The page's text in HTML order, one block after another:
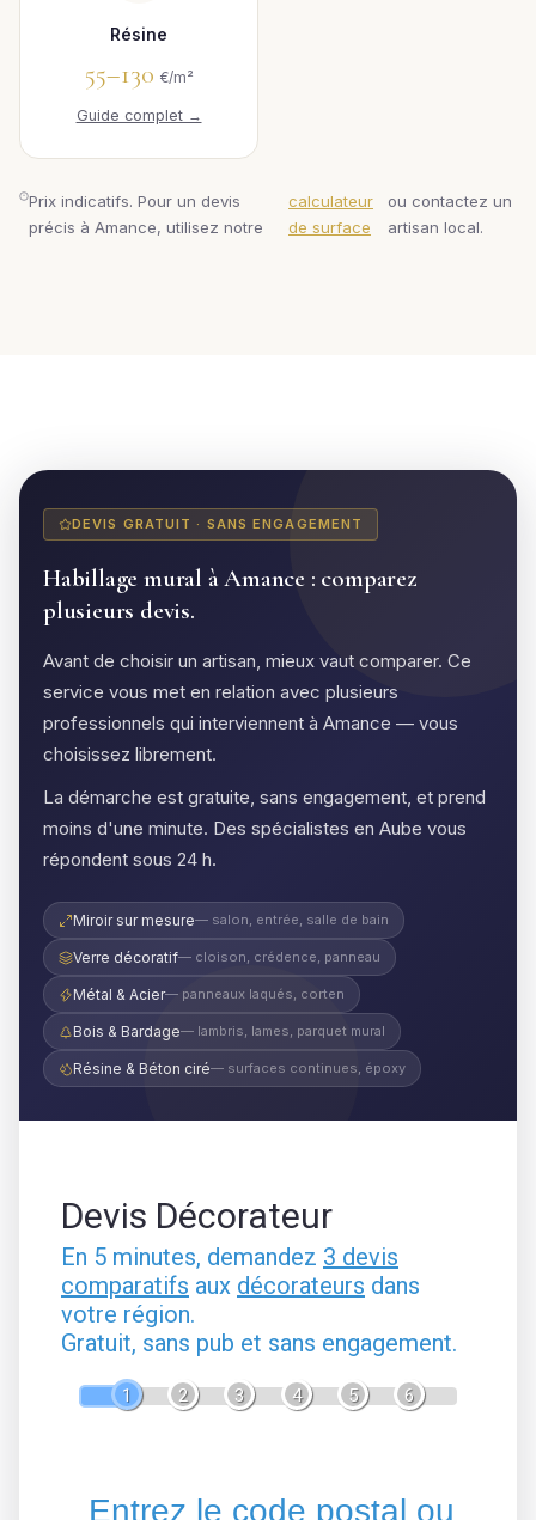
Résine
55–130 €/m²
Guide complet →
Prix indicatifs. Pour un devis
précis à Amance, utilisez notre
calculateur
de surface
ou contactez un
artisan local.
DEVIS GRATUIT · SANS ENGAGEMENT
Habillage mural à Amance : comparez
plusieurs devis.
Avant de choisir un artisan, mieux vaut comparer. Ce
service vous met en relation avec plusieurs
professionnels qui interviennent à Amance — vous
choisissez librement.
La démarche est gratuite, sans engagement, et prend
moins d'une minute. Des spécialistes en Aube vous
répondent sous 24 h.
Miroir sur mesure— salon, entrée, salle de bain
Verre décoratif— cloison, crédence, panneau
Métal & Acier— panneaux laqués, corten
Bois & Bardage— lambris, lames, parquet mural
Résine & Béton ciré— surfaces continues, époxy
Devis Décorateur
En 5 minutes, demandez 3 devis
comparatifs aux décorateurs dans
votre région.
Gratuit, sans pub et sans engagement.
1 2 3 4 5 6
Entrez le code postal ou